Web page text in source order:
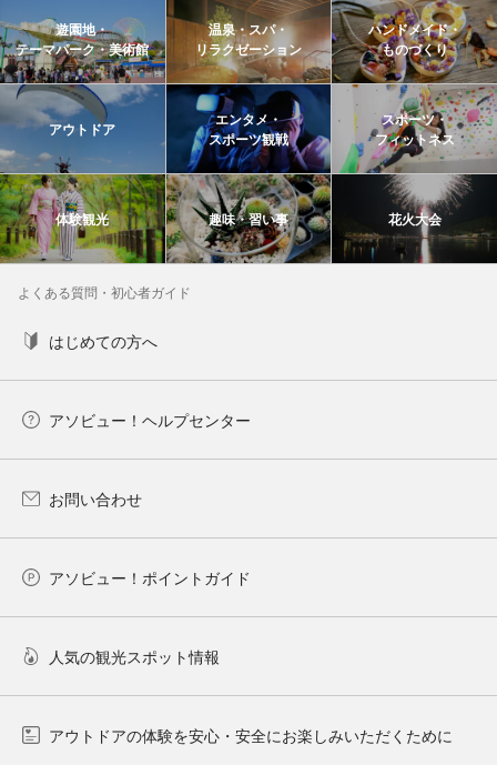
遊園地・
テーマパーク・美術館
温泉・スパ・
リラクゼーション
ハンドメイド・
ものづくり
アウトドア
エンタメ・
スポーツ観戦
スポーツ・
フィットネス
体験観光 趣味・習い事 花火大会
よくある質問・初心者ガイド
はじめての方へ
アソビュー！ヘルプセンター
お問い合わせ
アソビュー！ポイントガイド
人気の観光スポット情報
アウトドアの体験を安心・安全にお楽しみいただくために